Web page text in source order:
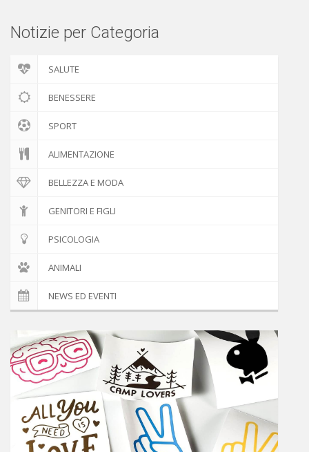
IL PROGETTO
Notizie per Categoria
SALUTE
BENESSERE
SPORT
ALIMENTAZIONE
BELLEZZA E MODA
GENITORI E FIGLI
PSICOLOGIA
ANIMALI
NEWS ED EVENTI